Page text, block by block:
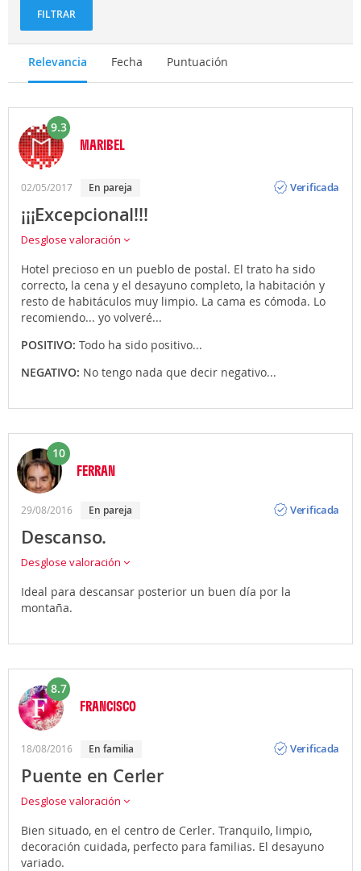
FILTRAR
Relevancia Fecha Puntuación
9.3
MARIBEL
02/05/2017 en pareja
Verificada
¡¡¡Excepcional!!!
Desglose valoración
Hotel precioso en un pueblo de postal. El trato ha sido
correcto, la cena y el desayuno completo, la habitación y
resto de habitáculos muy limpio. La cama es cómoda. Lo
recomiendo... yo volveré...
POSITIVO: Todo ha sido positivo...
NEGATIVO: No tengo nada que decir negativo...
10
FERRAN
29/08/2016 en pareja
Verificada
Descanso.
Desglose valoración
Ideal para descansar posterior un buen día por la
montaña.
8.7
FRANCISCO
18/08/2016 en familia
Verificada
Puente en Cerler
Desglose valoración
Bien situado, en el centro de Cerler. Tranquilo, limpio,
decoración cuidada, perfecto para familias. El desayuno
variado.